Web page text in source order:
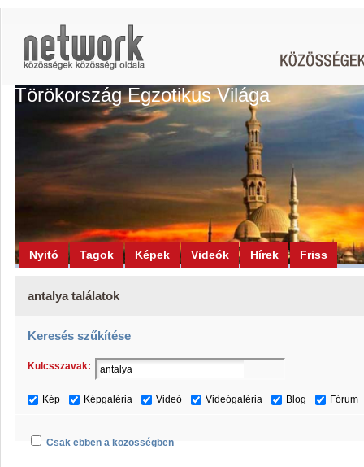
Törökország Egzotikus Világa
Nyitó Tagok Képek Videók Hírek Friss
antalya találatok
Keresés szűkítése
Kulcsszavak:
Kép Képgaléria Videó Videógaléria Blog Fórum
Csak ebben a közösségben